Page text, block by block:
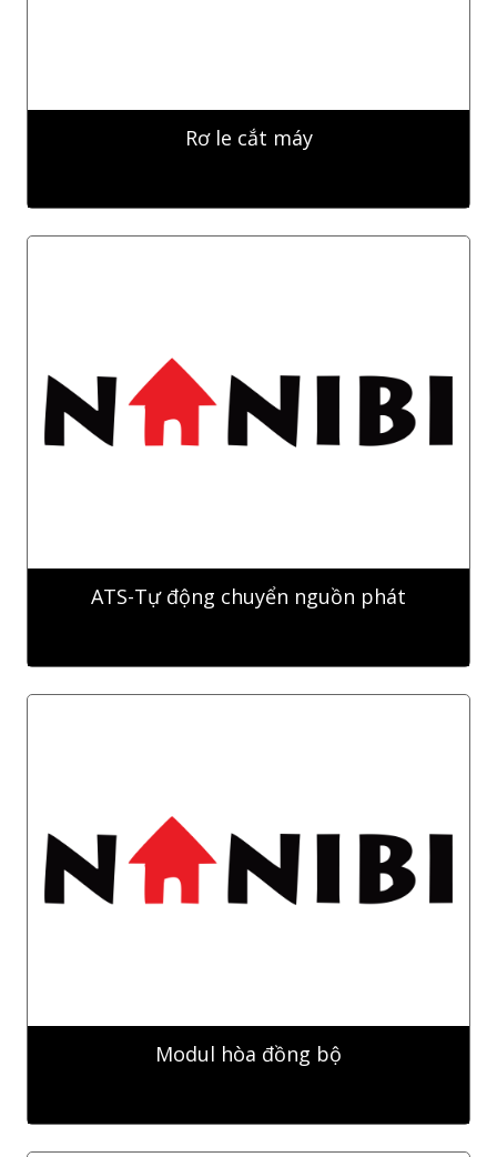
Rơ le cắt máy
ATS-Tự động chuyển nguồn phát
Modul hòa đồng bộ